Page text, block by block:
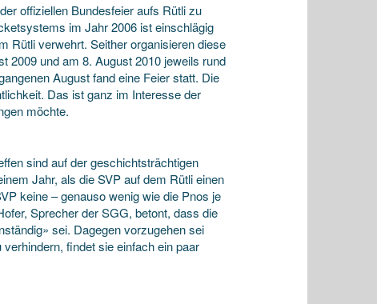
offiziellen Bundesfeier aufs Rütli zu
im Jahr 2006 ist einschlägig
Rütli verwehrt. Seither organisieren diese
2009 und am 8. August 2010 jeweils rund
August fand eine Feier statt. Die
Das ist ganz im Interesse der
möchte.
sind auf der geschichtsträchtigen
Jahr, als die SVP auf dem Rütli einen
keine – genauso wenig wie die Pnos je
Sprecher der SGG, betont, dass die
sei. Dagegen vorzugehen sei
findet sie einfach ein paar